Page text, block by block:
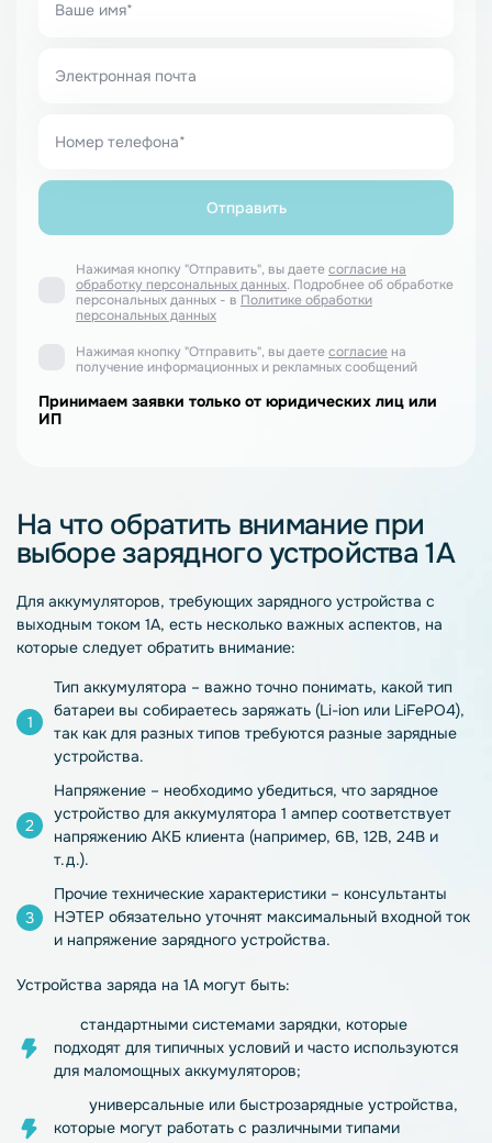
Нажимая кнопку "Отправить", вы даетесогласие на
обработку персональных данных. Подробнее об обработке
персональных данных - в Политике обработки
персональных данных
Нажимая кнопку "Отправить", вы даетесогласие на
получение информационных и рекламных сообщений
Принимаем заявки только от юридических лиц или
ИП
На что обратить внимание при
выборе зарядного устройства 1А
Для аккумуляторов, требующих зарядного устройства с
выходным током 1А, есть несколько важных аспектов, на
которые следует обратить внимание:
Тип аккумулятора – важно точно понимать, какой тип
батареи вы собираетесь заряжать (Li-ion или LiFePO4),
так как для разных типов требуются разные зарядные
устройства.
Напряжение – необходимо убедиться, что зарядное
устройство для аккумулятора 1 ампер соответствует
напряжению АКБ клиента (например, 6В, 12В, 24В и
т.д.).
Прочие технические характеристики – консультанты
НЭТЕР обязательно уточнят максимальный входной ток
и напряжение зарядного устройства.
Устройства заряда на 1А могут быть:
стандартными системами зарядки, которые
подходят для типичных условий и часто используются
для маломощных аккумуляторов;
универсальные или быстрозарядные устройства,
которые могут работать с различными типами